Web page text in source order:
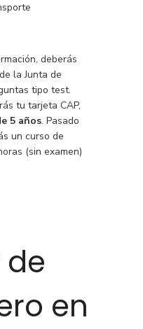
deberás
la Junta de
tipo test.
tu tarjeta CAP,
5 años. Pasado
un curso de
(sin examen)
en